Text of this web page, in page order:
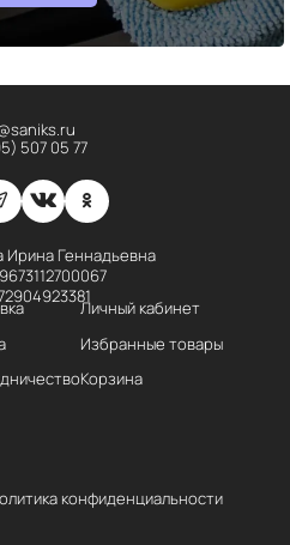
507 05 77
Ирина Геннадьевна
Личный кабинет
Избранные товары
Корзина
конфиденциальности